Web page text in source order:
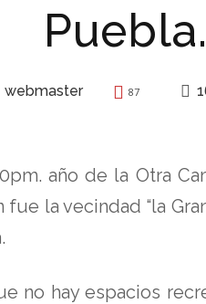
Puebla.
webmaster 87
año de la Otra
la vecindad “la
no hay espacios